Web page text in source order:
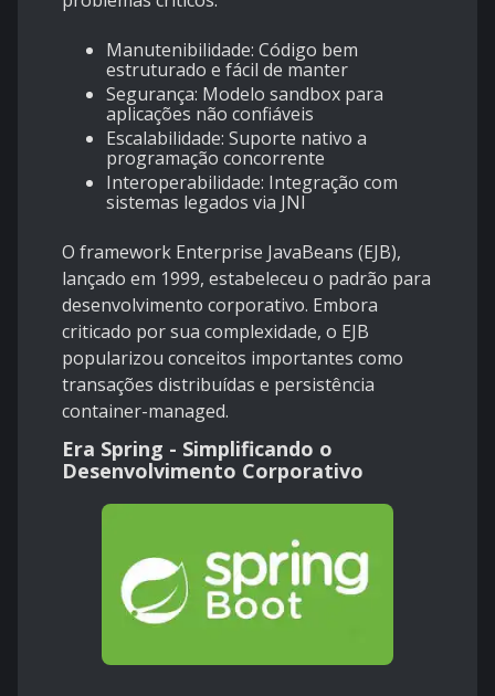
Manutenibilidade: Código bem
estruturado e fácil de manter
Segurança: Modelo sandbox para
aplicações não confiáveis
Escalabilidade: Suporte nativo a
programação concorrente
Interoperabilidade: Integração com
sistemas legados via JNI
O framework Enterprise JavaBeans (EJB),
lançado em 1999, estabeleceu o padrão para
desenvolvimento corporativo. Embora
criticado por sua complexidade, o EJB
popularizou conceitos importantes como
transações distribuídas e persistência
container-managed.
Era Spring - Simplificando o
Desenvolvimento Corporativo